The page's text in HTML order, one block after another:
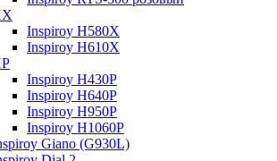
Inspiroy H580X
Inspiroy H610X
Inspiroy H430P
Inspiroy H640P
Inspiroy H950P
Inspiroy H1060P
Giano (G930L)